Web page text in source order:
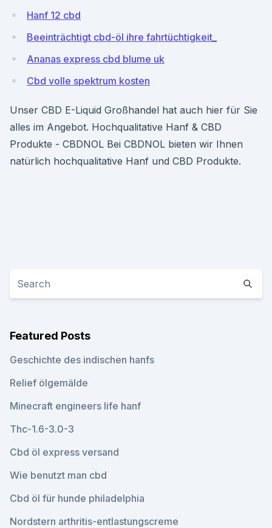
Hanf 12 cbd
Beeinträchtigt cbd-öl ihre fahrtüchtigkeit_
Ananas express cbd blume uk
Cbd volle spektrum kosten
Unser CBD E-Liquid Großhandel hat auch hier für Sie
alles im Angebot. Hochqualitative Hanf & CBD
Produkte - CBDNOL Bei CBDNOL bieten wir Ihnen
natürlich hochqualitative Hanf und CBD Produkte.
Featured Posts
Geschichte des indischen hanfs
Relief ölgemälde
Minecraft engineers life hanf
Thc-1.6-3.0-3
Cbd öl express versand
Wie benutzt man cbd
Cbd öl für hunde philadelphia
Nordstern arthritis-entlastungscreme